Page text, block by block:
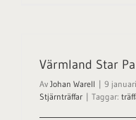
Värmland Star
Av Johan Warell | 9
Stjärnträffar | Taggar: